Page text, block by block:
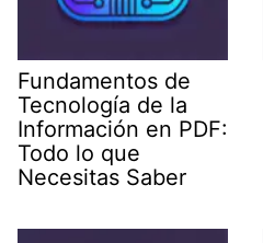
Fundamentos de
Tecnología de la
Información en PDF:
Todo lo que
Necesitas Saber